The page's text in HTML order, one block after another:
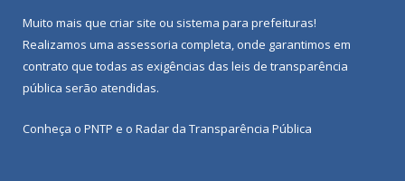
Muito mais que criar site ou sistema para prefeituras!
Realizamos uma assessoria completa, onde garantimos em
contrato que todas as exigências das leis de transparência
pública serão atendidas.
Conheça o PNTP e o Radar da Transparência Pública